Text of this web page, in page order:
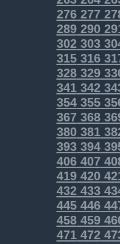
276277
289290
302303
315316
328329
341342
354355
367368
380381
393394
406407
419420
432433
445446
458459
471472